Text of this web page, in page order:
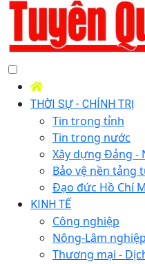
THỜI SỰ - CHÍNH TRỊ
Tin trong tỉnh
Tin trong nước
Xây dựng Đảng -
Bảo vệ nền tảng
Đạo đức Hồ Chí
KINH TẾ
Công nghiệp
Nông-Lâm nghiệp
Thương mại -